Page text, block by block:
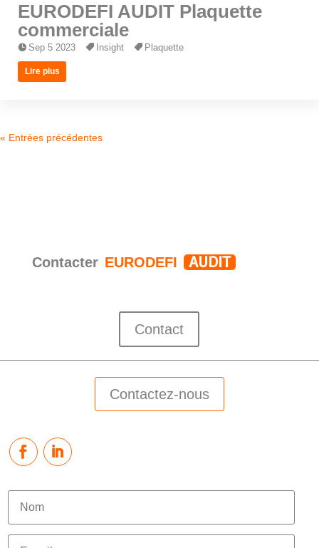
EURODEFI AUDIT Plaquette
commerciale
Sep 5 2023 Insight Plaquette
Lire plus
« Entrées précédentes
Contacter EURODEFI AUDIT
Contact
Contactez-nous